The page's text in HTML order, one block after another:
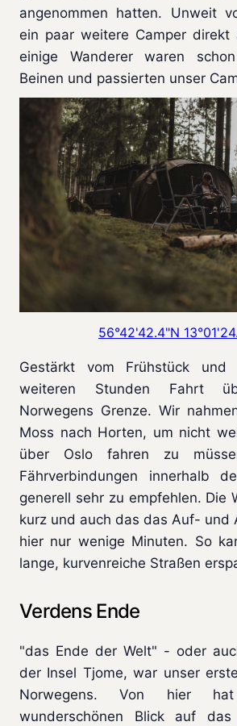
angenommen hatten. Unweit
ein paar weitere Camper direkt
einige Wanderer waren
Beinen und passierten unser
56°42'42.4"N
Gestärkt vom Frühstück
weiteren Stunden Fahrt
Norwegens Grenze. Wir
Moss nach Horten, um nicht
über Oslo fahren zu
Fährverbindungen innerhalb
generell sehr zu empfehlen. Die
kurz und auch das das Auf- und
hier nur wenige Minuten. So
lange, kurvenreiche Straßen
Verdens Ende
"das Ende der Welt" - oder
der Insel Tjome, war unser
Norwegens. Von hier
wunderschönen Blick auf